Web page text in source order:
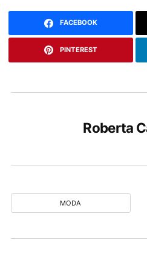
FACEBOOK
PINTEREST
Roberta
MODA